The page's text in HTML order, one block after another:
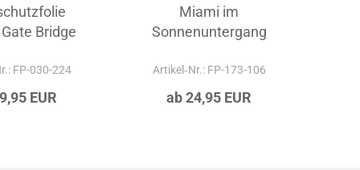
Bridge
FP-030-224
EUR
Miami im
Sonnenuntergang
Artikel‑Nr.: FP-173-106
ab 24,95 EUR